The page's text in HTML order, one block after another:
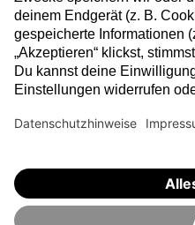
Sparen für Kinder
Geschenksparen
Kosten
Anlagekonzept
VisualVest